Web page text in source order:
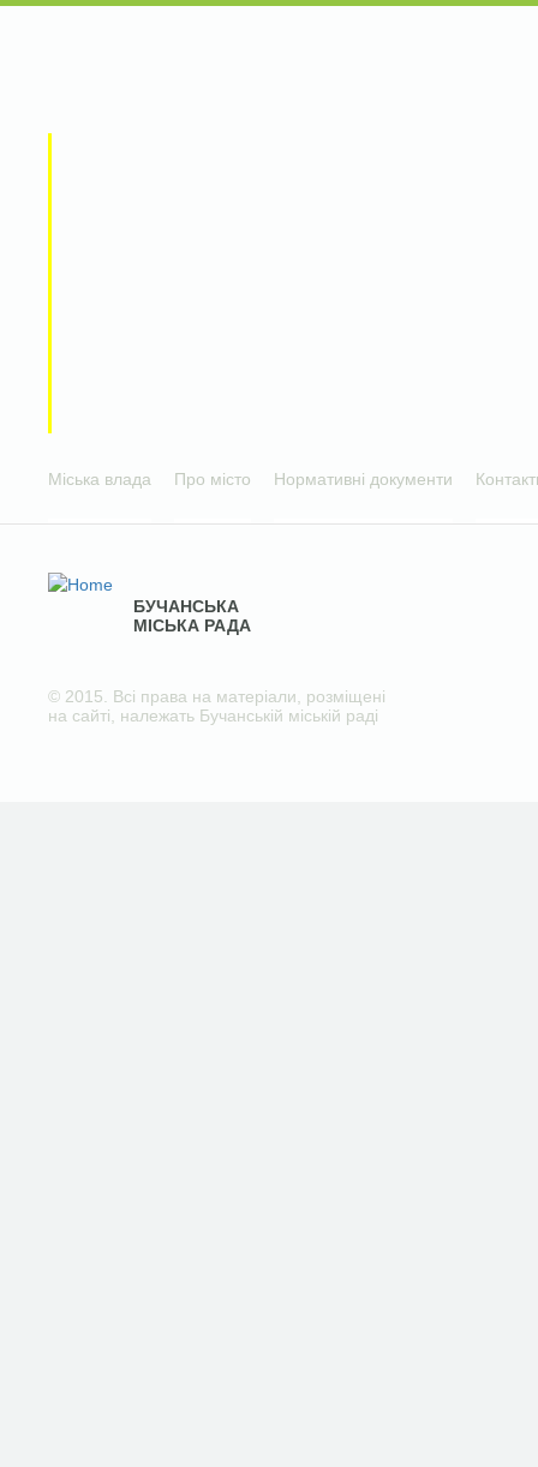
Міська влада Про місто Нормативні документи
БУЧАНСЬКА
МІСЬКА РАДА
© 2015. Всі права на матеріали, розміщені
на сайті, належать Бучанській міській раді